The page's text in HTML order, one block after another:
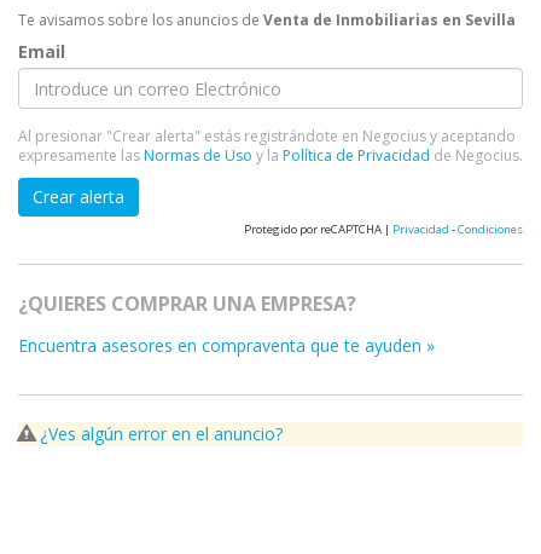
Te avisamos sobre los anuncios de Venta de Inmobiliarias en Sevilla
Email
Al presionar "Crear alerta" estás registrándote en Negocius y aceptando
expresamente lasNormas de Uso y la Política de Privacidad de Negocius.
Crear alerta
Protegido por reCAPTCHA | Privacidad -Condiciones
¿QUIERES COMPRAR UNA EMPRESA?
Encuentra asesores en compraventa que te ayuden »
¿Ves algún error en el anuncio?